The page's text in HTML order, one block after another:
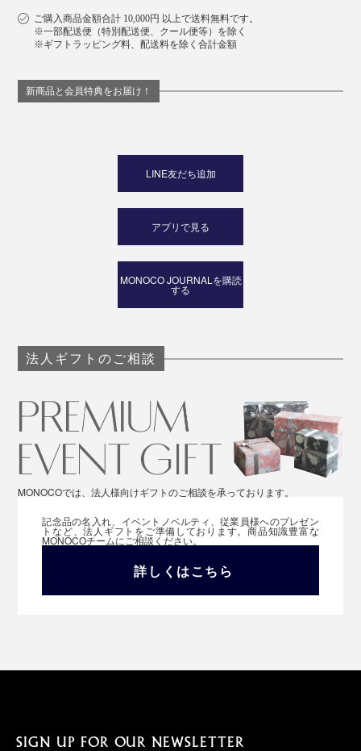
ご購入商品金額合計 10,000円 以上で送料無料です。
※一部配送便（特別配送便、クール便等）を除く
※ギフトラッピング料、配送料を除く合計金額
新商品と会員特典をお届け！
LINE友だち追加
アプリで見る
MONOCO JOURNALを購読
する
法人ギフトのご相談
MONOCOでは、法人様向けギフトのご相談を承っております。
記念品の名入れ、イベントノベルティ、従業員様へのプレゼン
トなど、法人ギフトをご準備しております。商品知識豊富な
MONOCOチームにご相談ください。
詳しくはこちら
SIGN UP FOR OUR NEWSLETTER